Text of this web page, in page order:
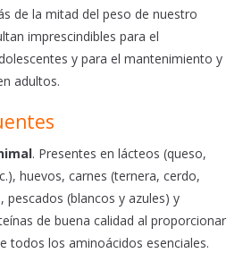
de la mitad del peso de nuestro
imprescindibles para el
y para el mantenimiento y
adultos.
. Presentes en lácteos (queso,
huevos, carnes (ternera, cerdo,
(blancos y azules) y
de buena calidad al proporcionar
todos los aminoácidos esenciales.